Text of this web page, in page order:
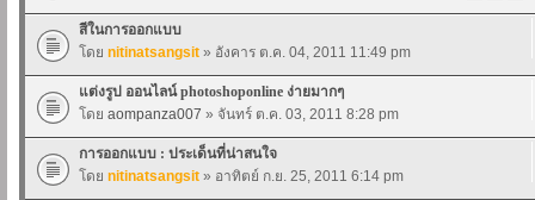
สีในการออกแบบ
โดย nitinatsangsit » อังคาร ต.ค. 04, 2011 11:49 pm
แต่งรูป ออนไลน์ photoshoponline ง่ายมากๆ
โดย aompanza007 » จันทร์ ต.ค. 03, 2011 8:28 pm
การออกแบบ : ประเด็นที่น่าสนใจ
โดย nitinatsangsit » อาทิตย์ ก.ย. 25, 2011 6:14 pm